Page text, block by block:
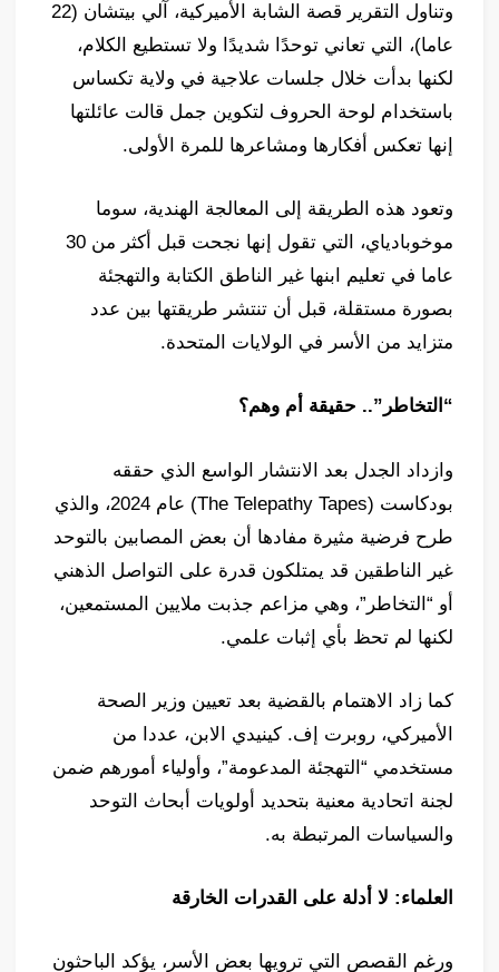
وتناول التقرير قصة الشابة الأميركية، آلي بيتشان (22
عاما)، التي تعاني توحدًا شديدًا ولا تستطيع الكلام،
لكنها بدأت خلال جلسات علاجية في ولاية تكساس
باستخدام لوحة الحروف لتكوين جمل قالت عائلتها
إنها تعكس أفكارها ومشاعرها للمرة الأولى.
وتعود هذه الطريقة إلى المعالجة الهندية، سوما
موخوبادياي، التي تقول إنها نجحت قبل أكثر من 30
عاما في تعليم ابنها غير الناطق الكتابة والتهجئة
بصورة مستقلة، قبل أن تنتشر طريقتها بين عدد
متزايد من الأسر في الولايات المتحدة.
“التخاطر”.. حقيقة أم وهم؟
وازداد الجدل بعد الانتشار الواسع الذي حققه
بودكاست (The Telepathy Tapes) عام 2024، والذي
طرح فرضية مثيرة مفادها أن بعض المصابين بالتوحد
غير الناطقين قد يمتلكون قدرة على التواصل الذهني
أو “التخاطر”، وهي مزاعم جذبت ملايين المستمعين،
لكنها لم تحظ بأي إثبات علمي.
كما زاد الاهتمام بالقضية بعد تعيين وزير الصحة
الأميركي، روبرت إف. كينيدي الابن، عددا من
مستخدمي “التهجئة المدعومة”، وأولياء أمورهم ضمن
لجنة اتحادية معنية بتحديد أولويات أبحاث التوحد
والسياسات المرتبطة به.
العلماء: لا أدلة على القدرات الخارقة
ورغم القصص التي ترويها بعض الأسر، يؤكد الباحثون